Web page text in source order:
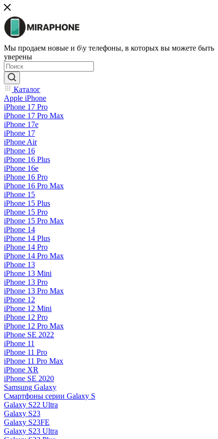
Мы продаем новые и б\у телефоны, в которых вы можете быть
уверены
Каталог
Apple iPhone
iPhone 17 Pro
iPhone 17 Pro Max
iPhone 17e
iPhone 17
iPhone Air
iPhone 16
iPhone 16 Plus
iPhone 16e
iPhone 16 Pro
iPhone 16 Pro Max
iPhone 15
iPhone 15 Plus
iPhone 15 Pro
iPhone 15 Pro Max
iPhone 14
iPhone 14 Plus
iPhone 14 Pro
iPhone 14 Pro Max
iPhone 13
iPhone 13 Mini
iPhone 13 Pro
iPhone 13 Pro Max
iPhone 12
iPhone 12 Mini
iPhone 12 Pro
iPhone 12 Pro Max
iPhone SE 2022
iPhone 11
iPhone 11 Pro
iPhone 11 Pro Max
iPhone XR
iPhone SE 2020
Samsung Galaxy
Смартфоны серии Galaxy S
Galaxy S22 Ultra
Galaxy S23
Galaxy S23FE
Galaxy S23 Ultra